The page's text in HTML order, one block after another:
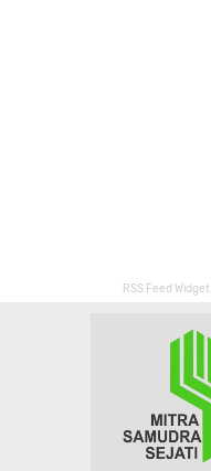
RSS Feed Widget